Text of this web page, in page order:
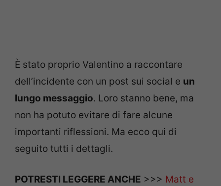
È stato proprio Valentino a raccontare
dell’incidente con un post sui social e un
lungo messaggio. Loro stanno bene, ma
non ha potuto evitare di fare alcune
importanti riflessioni. Ma ecco qui di
seguito tutti i dettagli.
POTRESTI LEGGERE ANCHE >>> Matt e